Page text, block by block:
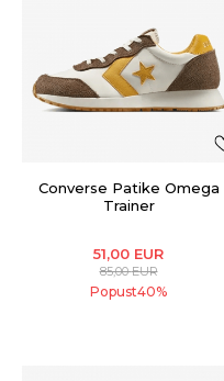
Converse Patike Omega
Trainer
51,00 EUR
85,00EUR
Popust40%